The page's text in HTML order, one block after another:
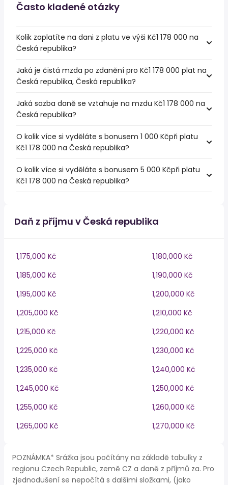
Často kladené otázky
Kolik zaplatíte na dani z platu ve výši Kč1 178 000 na
Česká republika?
Jaká je čistá mzda po zdanění pro Kč1 178 000 plat na
Česká republika, Česká republika?
Jaká sazba daně se vztahuje na mzdu Kč1 178 000 na
Česká republika?
O kolik více si vyděláte s bonusem 1 000 Kčpři platu
Kč1 178 000 na Česká republika?
O kolik více si vyděláte s bonusem 5 000 Kčpři platu
Kč1 178 000 na Česká republika?
Daň z příjmu v Česká republika
1,175,000 Kč
1,180,000 Kč
1,185,000 Kč
1,190,000 Kč
1,195,000 Kč
1,200,000 Kč
1,205,000 Kč
1,210,000 Kč
1,215,000 Kč
1,220,000 Kč
1,225,000 Kč
1,230,000 Kč
1,235,000 Kč
1,240,000 Kč
1,245,000 Kč
1,250,000 Kč
1,255,000 Kč
1,260,000 Kč
1,265,000 Kč
1,270,000 Kč
POZNÁMKA* Srážka jsou počítány na základě tabulky z
regionu Czech Republic, země CZ a daně z příjmů za. Pro
zjednodušení se nepočítá s dalšími složkami, (jako